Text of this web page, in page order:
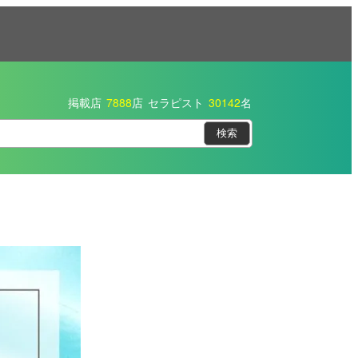
掲載店 7888店 セラピスト 30142名